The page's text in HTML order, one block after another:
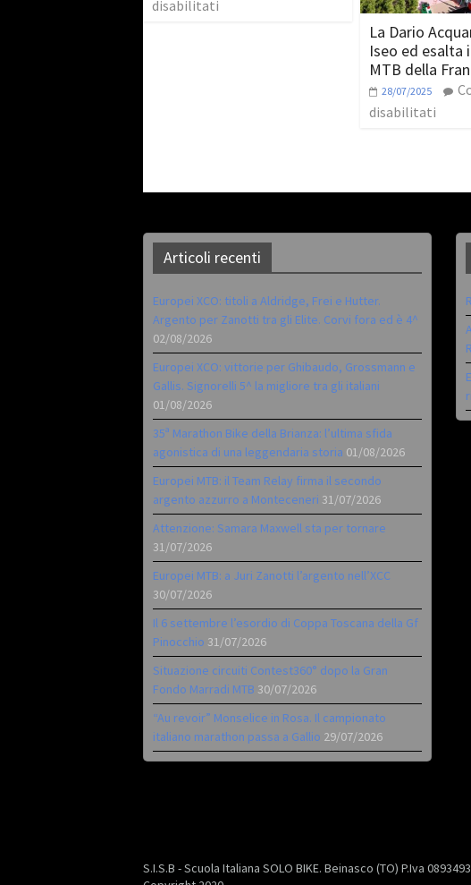
disabilitati
La Dario
Iseo ed esalta
MTB della
28/07/2025
disabilitati
Articoli recenti
Europei XCO: titoli a Aldridge, Frei e Hutter.
Argento per Zanotti tra gli Elite. Corvi fora ed è 4^
02/08/2026
Europei XCO: vittorie per Ghibaudo, Grossmann e
Gallis. Signorelli 5^ la migliore tra gli italiani
01/08/2026
35ª Marathon Bike della Brianza: l’ultima sfida
agonistica di una leggendaria storia 01/08/2026
Europei MTB: il Team Relay firma il secondo
argento azzurro a Monteceneri 31/07/2026
Attenzione: Samara Maxwell sta per tornare
31/07/2026
Europei MTB: a Juri Zanotti l’argento nell’XCC
30/07/2026
Il 6 settembre l’esordio di Coppa Toscana della Gf
Pinocchio 31/07/2026
Situazione circuiti Contest360° dopo la Gran
Fondo Marradi MTB 30/07/2026
“Au revoir” Monselice in Rosa. Il campionato
italiano marathon passa a Gallio 29/07/2026
S.I.S.B - Scuola Italiana SOLO BIKE. Beinasco (TO) P.Iva